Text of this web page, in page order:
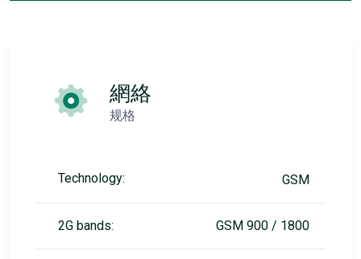
網絡
规格
Technology: GSM
2G bands: GSM 900 / 1800